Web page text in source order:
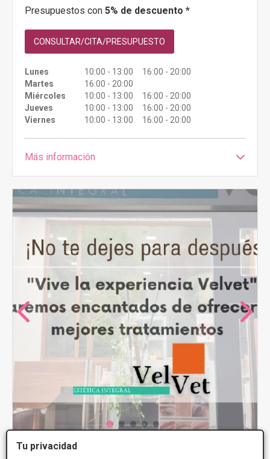
Tu privacidad
Presupuestos con 5% de descuento *
CONSULTAR/CITA/PRESUPUESTO
Lunes
10:00 - 13:00 16:00 - 20:00
Martes
16:00 - 20:00
Miércoles
10:00 - 13:00 16:00 - 20:00
Jueves
10:00 - 13:00 16:00 - 20:00
Viernes
10:00 - 13:00 16:00 - 20:00
Más información
Centro VELVET